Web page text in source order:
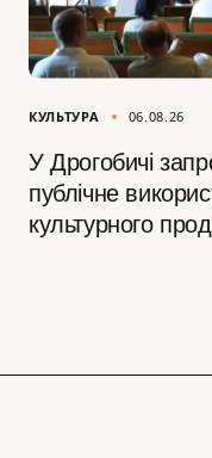
КУЛЬТУРА 06.08.26
У Дрогобичі
публічне
культурного